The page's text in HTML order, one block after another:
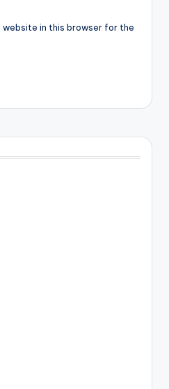
website in this browser for the